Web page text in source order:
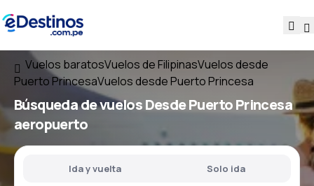
Vuelos baratosVuelos de FilipinasVuelos desde
Puerto PrincesaVuelos desde Puerto Princesa
Búsqueda de vuelosDesdePuerto Princesa
aeropuerto
Ida y vuelta Solo ida